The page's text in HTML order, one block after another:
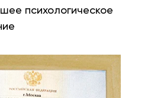
психологическое